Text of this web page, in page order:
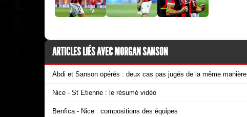
ARTICLES LIÉS AVEC MORGAN SANSON
Abdi et Sanson opérés : deux cas pas jugés de la même manière
Nice - St Etienne : le résumé vidéo
Benfica - Nice : compositions des équipes